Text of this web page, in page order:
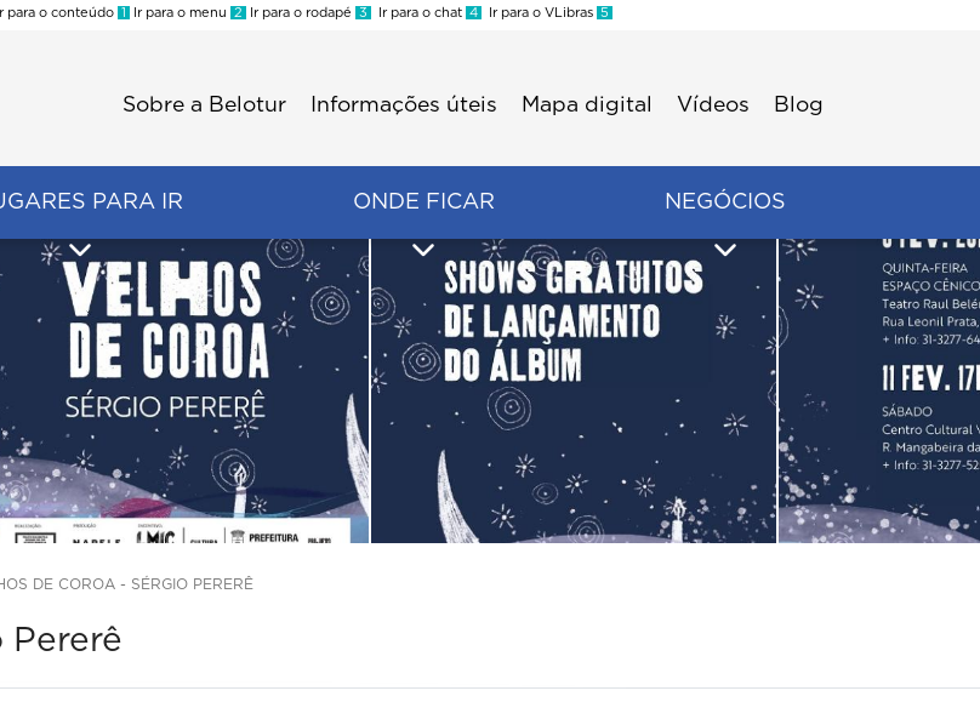
Ir para o conteúdo 1 Ir para o menu 2 Ir para o rodapé 3 Ir para o chat 4 Ir para o VLibras 5
Sobre a Belotur Informações úteis Mapa digital Vídeos Blog
PARA IR ONDE FICAR NEGÓCIOS
DE COROA - SÉRGIO PERERÊ
Pererê